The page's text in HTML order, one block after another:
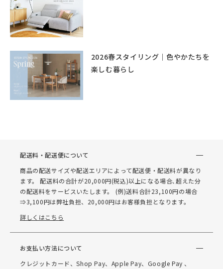
2026春スタイリング｜色やかたちを
楽しむ暮らし
配送料・配送便について
商品の配送サイズや配送エリアによって配送便・配送料が異なり
ます。 配送料の合計が20,000円(税込)以上になる場合､超えた分
の配送料をサービスいたします。 (例)送料合計23,100円の場合
⇒3,100円は弊社負担、20,000円はお客様負担となります。
詳しくはこちら
お支払い方法について
クレジットカード、Shop Pay、Apple Pay、Google Pay 、